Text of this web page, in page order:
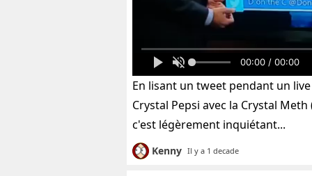
00:00 / 00:00
En lisant un tweet pendant un
Crystal Pepsi avec la Crystal
c'est légèrement inquiétant...
Kenny Il y a 1 decade